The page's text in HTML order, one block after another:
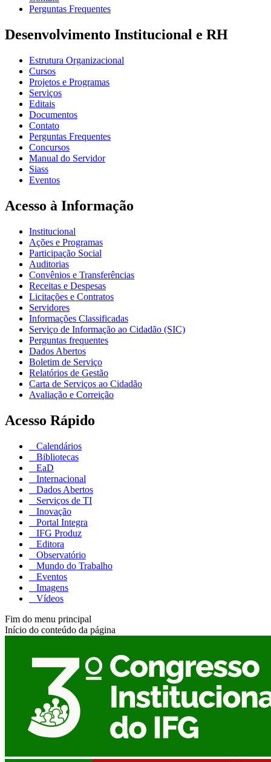
Perguntas Frequentes
Desenvolvimento Institucional e RH
Estrutura Organizacional
Cursos
Projetos e Programas
Serviços
Editais
Documentos
Contato
Perguntas Frequentes
Concursos
Manual do Servidor
Siass
Eventos
Acesso à Informação
Institucional
Ações e Programas
Participação Social
Auditorias
Convênios e Transferências
Receitas e Despesas
Licitações e Contratos
Servidores
Informações Classificadas
Serviço de Informação ao Cidadão (SIC)
Perguntas frequentes
Dados Abertos
Boletim de Serviço
Relatórios de Gestão
Carta de Serviços ao Cidadão
Avaliação e Correição
Acesso Rápido
Calendários
Bibliotecas
EaD
Internacional
Dados Abertos
Serviços de TI
Inovação
Portal Integra
IFG Produz
Editora
Observatório
Mundo do Trabalho
Eventos
Imagens
Vídeos
Fim do menu principal
Início do conteúdo da página